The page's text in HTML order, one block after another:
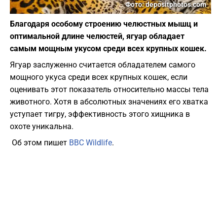
Фото: depositphotos.com
Благодаря особому строению челюстных мышц и
оптимальной длине челюстей, ягуар обладает
самым мощным укусом среди всех крупных кошек.
Ягуар заслуженно считается обладателем самого
мощного укуса среди всех крупных кошек, если
оценивать этот показатель относительно массы тела
животного. Хотя в абсолютных значениях его хватка
уступает тигру, эффективность этого хищника в
охоте уникальна.
Об этом пишет BBC Wildlife.